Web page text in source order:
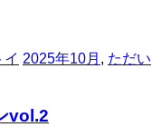
イ 2025年10月 , ただい
vol.2